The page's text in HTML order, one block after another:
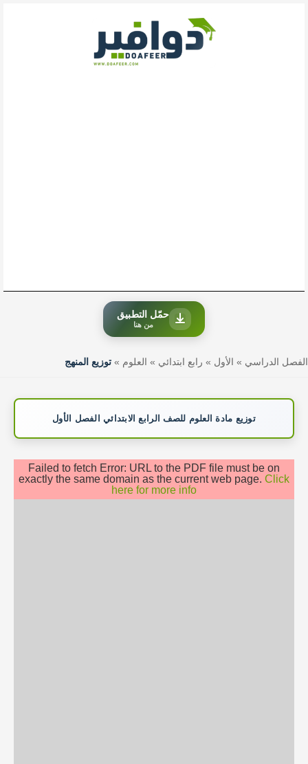
حمّل التطبيق
من هنا
الفصل الدراسي » الأول » رابع ابتدائي » العلوم » توزيع المنهج
توزيع مادة العلوم للصف الرابع الابتدائي الفصل الأول
Failed to fetch Error: URL to the PDF file must be on
exactly the same domain as the current web page. Click
here for more info